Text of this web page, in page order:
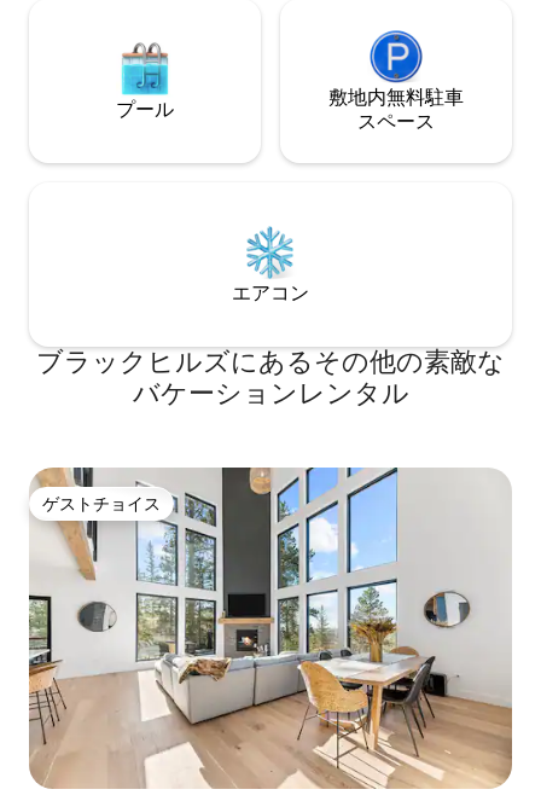
プール
敷地内無料駐⁠車
ス⁠ペ⁠ー⁠ス
エアコン
ブラックヒルズにあるその他の素敵な
バケーションレンタル
ゲストチョイス
ゲストチョイス